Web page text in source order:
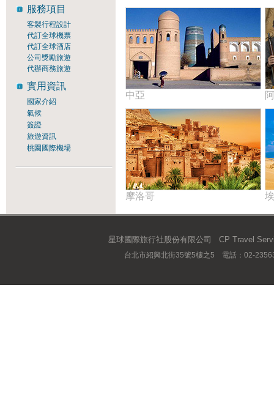
服務項目
客製行程設計
代訂全球機票
代訂全球酒店
公司獎勵旅遊
代辦商務旅遊
實用資訊
國家介紹
氣候
簽證
旅遊資訊
桃園國際機場
中亞
摩洛哥
星球國際旅行社股份有限公司 CP Travel
台北市紹興北街35號5樓之5 電話：02-